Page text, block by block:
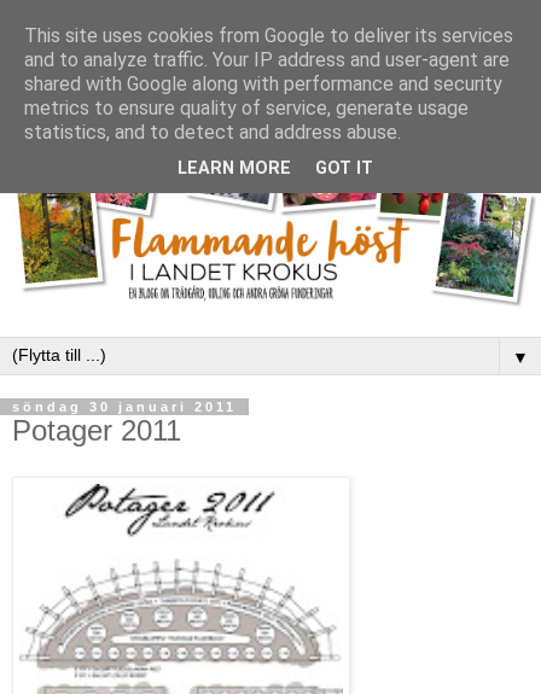
▼
söndag 30 januari 2011
Potager 2011
This site uses cookies from Google to deliver its services
and to analyze traffic. Your IP address and user-agent are
shared with Google along with performance and security
metrics to ensure quality of service, generate usage
statistics, and to detect and address abuse.
LEARN MORE GOT IT